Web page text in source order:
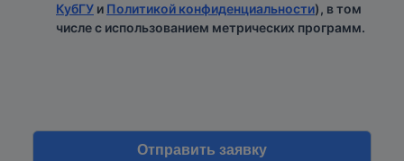
КубГУ и Политикой конфиденциальности), в том
числе с использованием метрических программ.